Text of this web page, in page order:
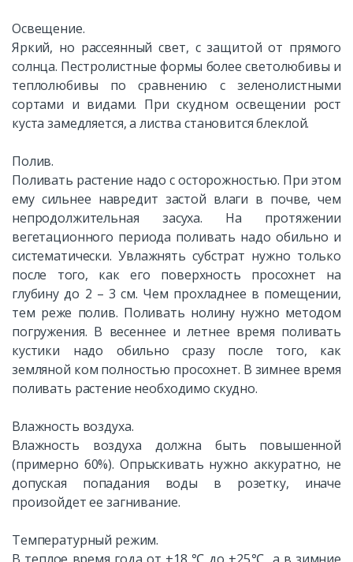
Освещение.
Яркий, но рассеянный свет, с защитой от прямого
солнца. Пестролистные формы более светолюбивы и
теплолюбивы по сравнению с зеленолистными
сортами и видами. При скудном освещении рост
куста замедляется, а листва становится блеклой.
Полив.
Поливать растение надо с осторожностью. При этом
ему сильнее навредит застой влаги в почве, чем
непродолжительная засуха. На протяжении
вегетационного периода поливать надо обильно и
систематически. Увлажнять субстрат нужно только
после того, как его поверхность просохнет на
глубину до 2 – 3 см. Чем прохладнее в помещении,
тем реже полив. Поливать нолину нужно методом
погружения. В весеннее и летнее время поливать
кустики надо обильно сразу после того, как
земляной ком полностью просохнет. В зимнее время
поливать растение необходимо скудно.
Влажность воздуха.
Влажность воздуха должна быть повышенной
(примерно 60%). Опрыскивать нужно аккуратно, не
допуская попадания воды в розетку, иначе
произойдет ее загнивание.
Температурный режим.
В теплое время года от +18 ℃ до +25℃, а в зимние